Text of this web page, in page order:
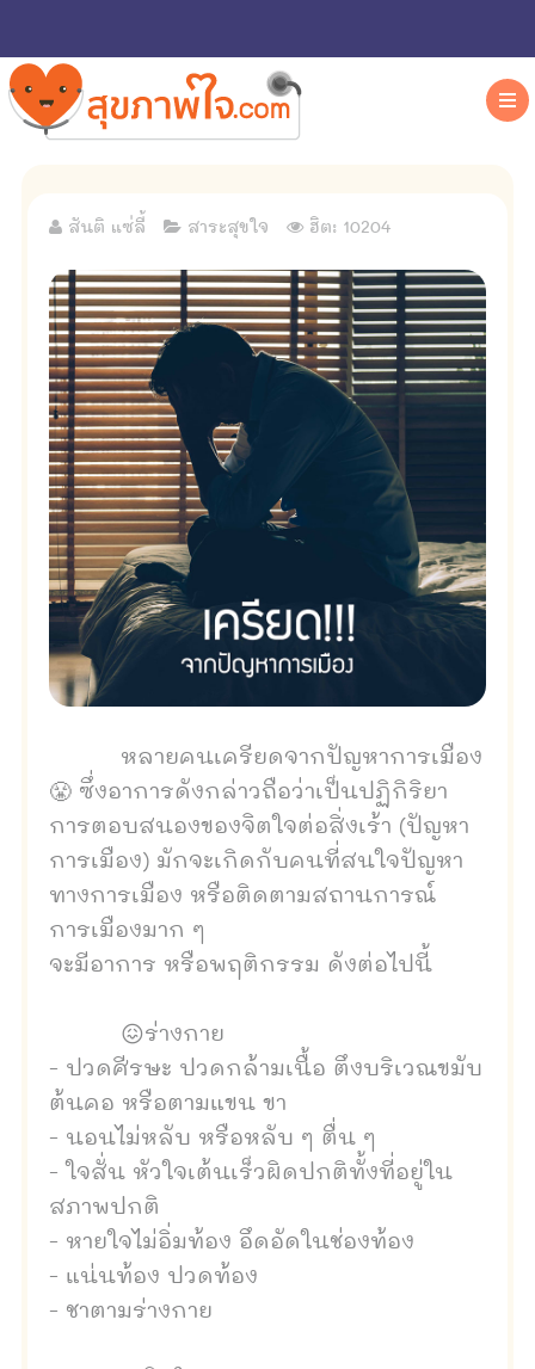
สันติ แซ่ลี้ สาระสุขใจ ฮิต: 10204
หลายคนเครียดจากปัญหาการเมือง
😤 ซึ่งอาการดังกล่าวถือว่าเป็นปฏิกิริยา
การตอบสนองของจิตใจต่อสิ่งเร้า (ปัญหา
การเมือง) มักจะเกิดกับคนที่สนใจปัญหา
ทางการเมือง หรือติดตามสถานการณ์
การเมืองมาก ๆ
จะมีอาการ หรือพฤติกรรม ดังต่อไปนี้
😖ร่างกาย
- ปวดศีรษะ ปวดกล้ามเนื้อ ตึงบริเวณขมับ
ต้นคอ หรือตามแขน ขา
- นอนไม่หลับ หรือหลับ ๆ ตื่น ๆ
- ใจสั่น หัวใจเต้นเร็วผิดปกติทั้งที่อยู่ใน
สภาพปกติ
- หายใจไม่อิ่มท้อง อึดอัดในช่องท้อง
- แน่นท้อง ปวดท้อง
- ชาตามร่างกาย